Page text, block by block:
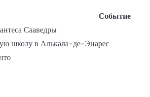
Событие
Сааведры
школу в Алькала-де-Энарес